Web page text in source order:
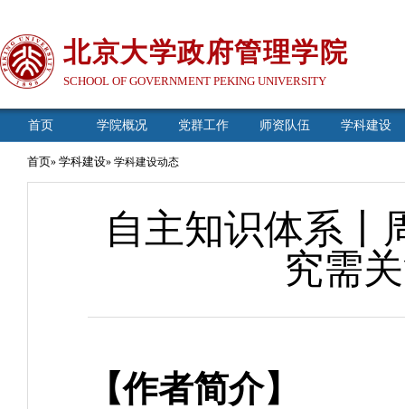
北京大学政府管理学院
SCHOOL OF GOVERNMENT PEKING UNIVERSITY
首页 学院概况 党群工作 师资队伍 学科建设
首页» 学科建设» 学科建设动态
自主知识体系丨
究需
【作者简介】